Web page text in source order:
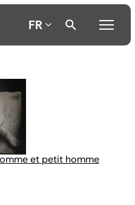
FR
et petit homme